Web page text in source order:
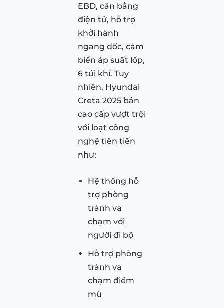
EBD, cân bằng
điện tử, hỗ trợ
khởi hành
ngang dốc, cảm
biến áp suất lốp,
6 túi khí. Tuy
nhiên, Hyundai
Creta 2025 bản
cao cấp vượt trội
với loạt công
nghệ tiên tiến
như:
Hệ thống hỗ
trợ phòng
tránh va
chạm với
người đi bộ
Hỗ trợ phòng
tránh va
chạm điểm
mù